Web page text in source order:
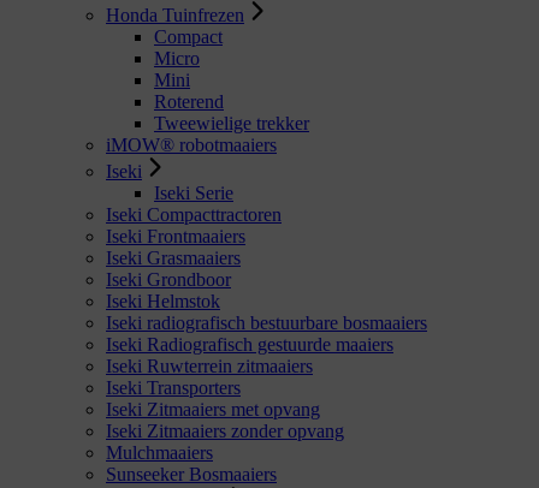
Honda Tuinfrezen
Compact
Micro
Mini
Roterend
Tweewielige trekker
iMOW® robotmaaiers
Iseki
Iseki Serie
Iseki Compacttractoren
Iseki Frontmaaiers
Iseki Grasmaaiers
Iseki Grondboor
Iseki Helmstok
Iseki radiografisch bestuurbare bosmaaiers
Iseki Radiografisch gestuurde maaiers
Iseki Ruwterrein zitmaaiers
Iseki Transporters
Iseki Zitmaaiers met opvang
Iseki Zitmaaiers zonder opvang
Mulchmaaiers
Sunseeker Bosmaaiers